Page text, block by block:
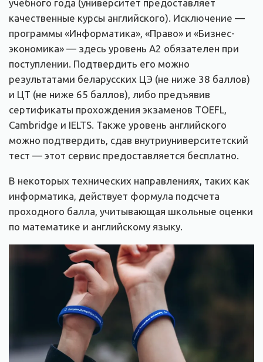
учебного года (университет предоставляет
качественные курсы английского). Исключение —
программы «Информатика», «Право» и «Бизнес-
экономика» — здесь уровень А2 обязателен при
поступлении. Подтвердить его можно
результатами беларусских ЦЭ (не ниже 38 баллов)
и ЦТ (не ниже 65 баллов), либо предъявив
сертификаты прохождения экзаменов TOEFL,
Cambridge и IELTS. Также уровень английского
можно подтвердить, сдав внутриуниверситетский
тест — этот сервис предоставляется бесплатно.
В некоторых технических направлениях, таких как
информатика, действует формула подсчета
проходного балла, учитывающая школьные оценки
по математике и английскому языку.